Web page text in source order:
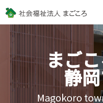
まご
静
Magokoro